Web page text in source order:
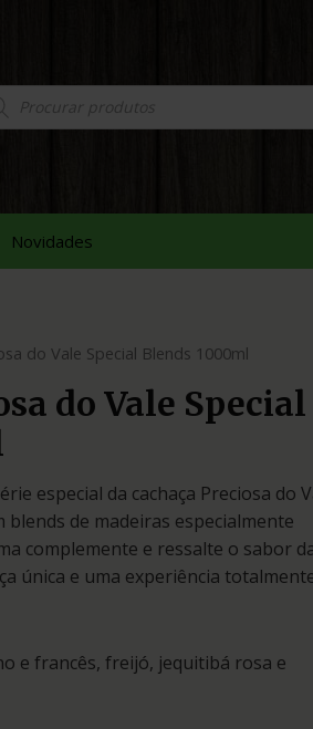
Novidades
do Vale Special Blends 1000ml
do Vale Special
especial da cachaça Preciosa do
blends de madeiras especialmente
complemente e ressalte o sabor
única e uma experiência
e francês, freijó, jequitibá rosa e